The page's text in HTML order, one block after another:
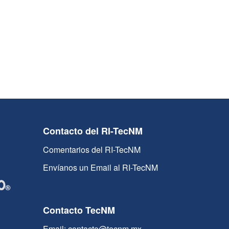
Contacto del RI-TecNM
Comentarios del RI-TecNM
Envíanos un Email al RI-TecNM
Contacto TecNM